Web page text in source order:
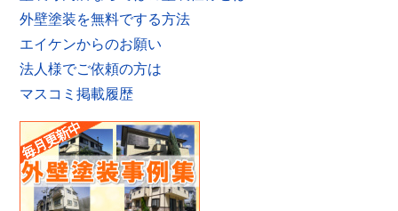
外壁塗装を無料でする方法
エイケンからのお願い
法人様でご依頼の方は
マスコミ掲載履歴